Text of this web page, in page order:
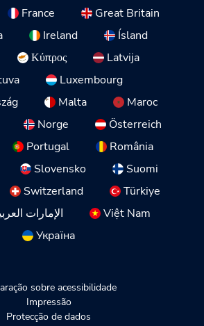
France
Great Britain
Ireland
Ísland
Κύπρος
Latvija
Luxembourg
Malta
Maroc
Norge
Österreich
Portugal
România
Slovensko
Suomi
Switzerland
Türkiye
الإمارات
Việt Nam
Україна
sobre acessibilidade
Impressão
Protecção de dados